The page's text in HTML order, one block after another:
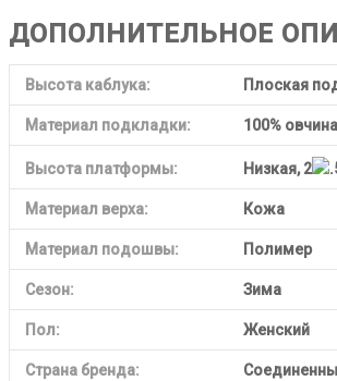
ДОПОЛНИТЕЛЬНОЕ
Высота каблука: Плоская
Материал подкладки: 100% овчина
Высота платформы: Низкая, 2
Материал верха: Кожа
Материал подошвы: Полимер
Сезон: Зима
Пол: Женский
Страна бренда: